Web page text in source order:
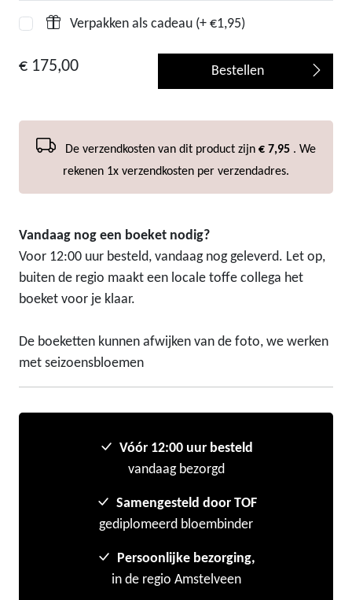
Verpakken als cadeau (+ €1,95)
€ 175,00 Bestellen
De verzendkosten van dit product zijn € 7,95 . We
rekenen 1x verzendkosten per verzendadres.
Vandaag nog een boeket nodig?
Voor 12:00 uur besteld, vandaag nog geleverd. Let op,
buiten de regio maakt een locale toffe collega het
boeket voor je klaar.
De boeketten kunnen afwijken van de foto, we werken
met seizoensbloemen
Vóór 12:00 uur besteld
vandaag bezorgd
Samengesteld door TOF
gediplomeerd bloembinder
Persoonlijke bezorging,
in de regio Amstelveen